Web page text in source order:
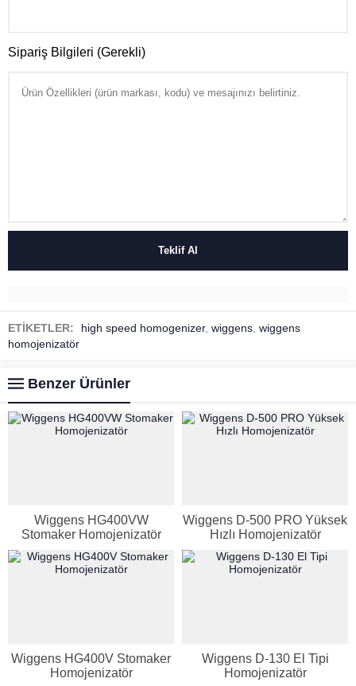
Sipariş Bilgileri (Gerekli)
ETİKETLER: high speed homogenizer, wiggens, wiggens
homojenizatör
Benzer Ürünler
Wiggens HG400VW
Stomaker Homojenizatör
Wiggens D-500 PRO Yüksek
Hızlı Homojenizatör
Wiggens HG400V Stomaker
Homojenizatör
Wiggens D-130 El Tipi
Homojenizatör